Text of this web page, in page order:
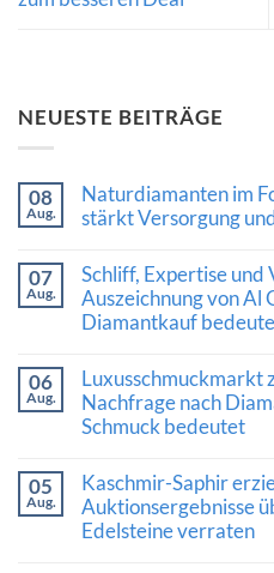
NEUESTE BEITRÄGE
08
Aug.
Naturdiamanten im
stärkt Versorgung
zu
Naturdiamanten
im
Fokus:
stärkt
Versorgung
und
Marktvertrauen
07
Aug.
Schliff, Expertise und
Auszeichnung von Al
Diamantkauf
zu
Schliff,
Expertise
und
die
Auszeichnung
von
Al
06
Aug.
Luxusschmuckmarkt
Nachfrage nach
Schmuck bedeutet
zu
Luxusschmuckmarkt
zeigt
Stärke:
05
Aug.
Kaschmir-Saphir
Auktionsergebnisse
Edelsteine verraten